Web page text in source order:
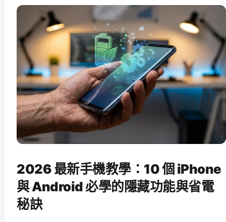
2026 最新手機教學：10 個 iPhone
與 Android 必學的隱藏功能與省電
秘訣